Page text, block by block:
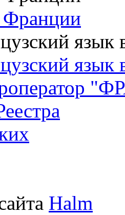
Франции
язык
язык
Halm